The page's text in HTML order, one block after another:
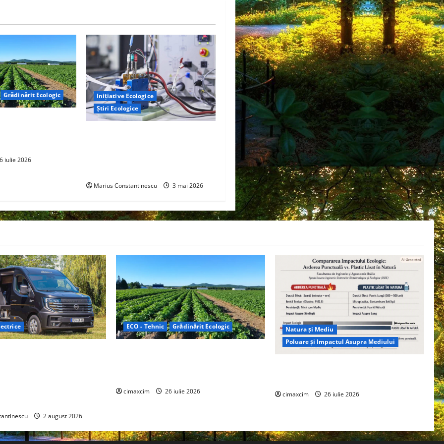
Grădinărit Ecologic
iulie 2026
Inițiative Ecologice
Știri Ecologice
Marius Constantinescu 3 mai 2026
2 august 2026
ECO - Tehnic Grădinărit Ecologic
cimaxcim 26 iulie 2026
Natura și Mediu
Poluare și Impactul Asupra Mediului
cimaxcim 26 iulie 2026